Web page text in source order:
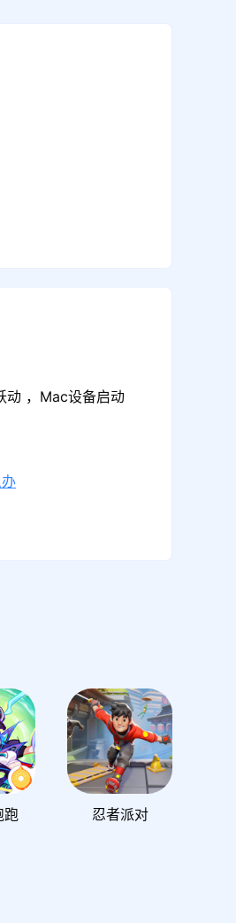
动 ，Mac设备启动
跑 忍者派对